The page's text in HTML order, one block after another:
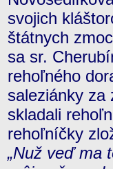
svojich
štátnych
sa sr.
rehoľného
saleziánky za
skladali
rehoľníčky
„Nuž veď ma